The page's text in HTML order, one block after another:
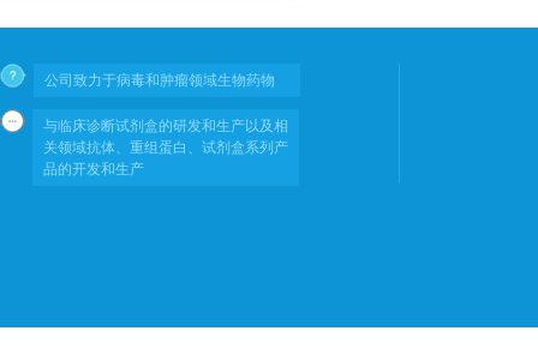
公司致力于病毒和肿瘤领域生物药物
与临床诊断试剂盒的研发和生产以及相
关领域抗体、重组蛋白、试剂盒系列产
品的开发和生产